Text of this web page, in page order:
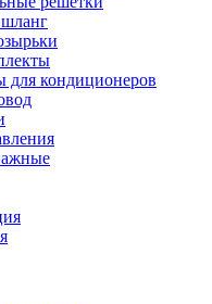
кондиционеров